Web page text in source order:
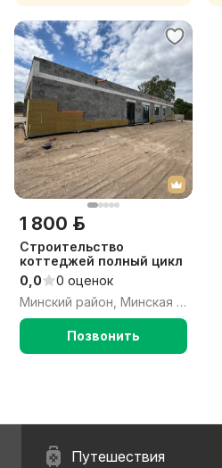
1 800 р.
Строительство
коттеджей полный цикл
0,0
0 оценок
Минский район, Минская обл.
Позвонить
Путешествия